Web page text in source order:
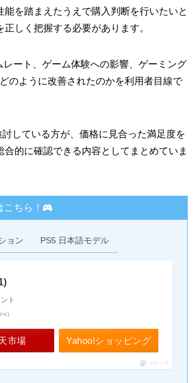
を踏まえたうえで購入判断を行いたいと
しく把握する必要があります。
ート、ゲーム体験への影響、ゲーミング
のように改善されたのかを利用者目線で
している方が、価格に見合った満足度を
的に確認できる内容としてまとめていま
ちら！
ョン PS5 日本語モデル
ト
）
市場 Yahoo!ショッピング
ポチップ